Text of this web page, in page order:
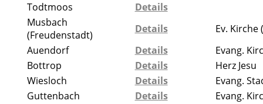
Todtmoos
Details
Musbach
(Freudenstadt)
Details
Ev. Kirche
Auendorf
Details
Evang.
Bottrop
Details
Herz Jesu
Wiesloch
Details
Evang.
Guttenbach
Details
Evang.